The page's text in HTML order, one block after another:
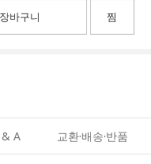
장바구니 찜
A 교환·배송·반품